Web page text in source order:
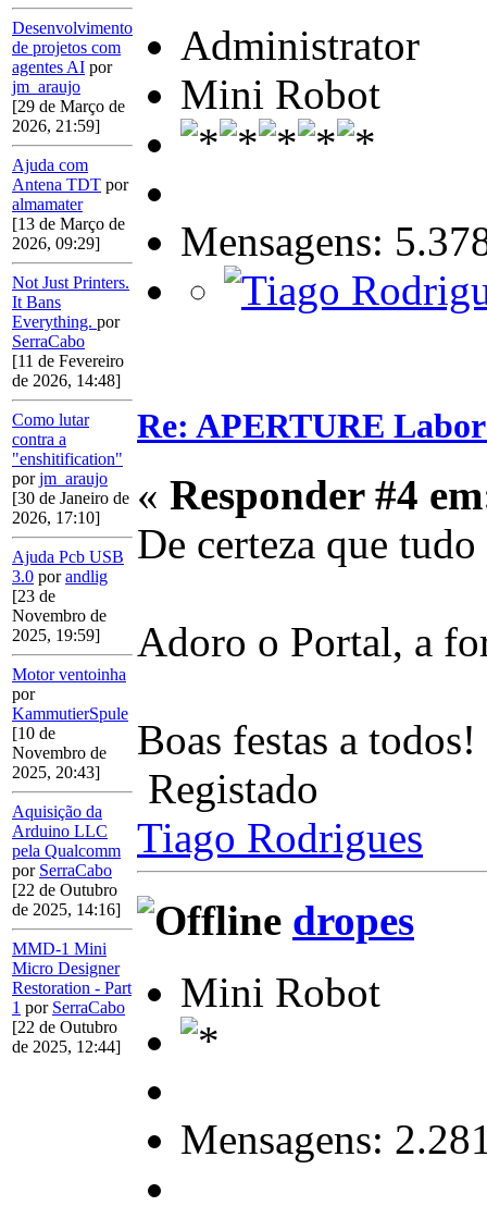
Desenvolvimento
de projetos com
agentes AI por
jm_araujo
[29 de Março de
2026, 21:59]
Ajuda com
Antena TDT por
almamater
[13 de Março de
2026, 09:29]
Not Just Printers.
It Bans
Everything. por
SerraCabo
[11 de Fevereiro
de 2026, 14:48]
Como lutar
contra a
"enshitification"
porjm_araujo
[30 de Janeiro de
2026, 17:10]
Ajuda Pcb USB
3.0 porandlig
[23 de
Novembro de
2025, 19:59]
Motor ventoinha
por
KammutierSpule
[10 de
Novembro de
2025, 20:43]
Aquisição da
Arduino LLC
pela Qualcomm
por SerraCabo
[22 de Outubro
de 2025, 14:16]
MMD-1 Mini
Micro Designer
Restoration - Part
1 por SerraCabo
[22 de Outubro
de 2025, 12:44]
Administrator
Mini Robot
Mensagens:
Re: APERTURE
« Responder #4
De certeza que
Adoro o Portal, a
Boas festas a todos!
Registado
Tiago Rodrigues
dropes
Mini Robot
Mensagens: